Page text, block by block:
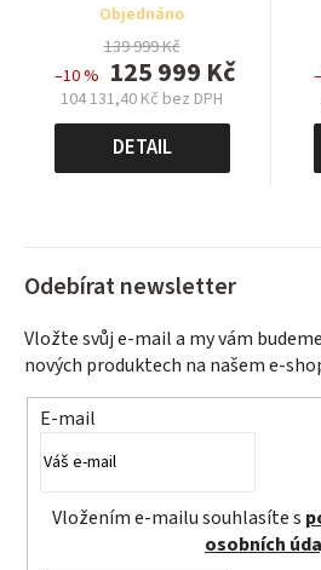
Objednáno
139 999 Kč
–10 % 125 999 Kč
104 131,40 Kč bez DPH
Měrná
cena:
DETAIL
Odebírat newsletter
Vložte svůj e-mail a my vám
nových produktech na našem e-
E-mail
Vložením e-mailu souhlasíte s
osobních